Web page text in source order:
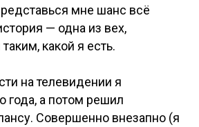
мне шанс всё
— одна из вех,
какой я есть.
на телевидении я
года, а потом решил
Совершенно внезапно (я